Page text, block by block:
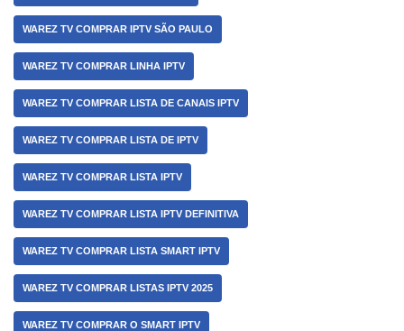
WAREZ TV COMPRAR IPTV SÃO PAULO
WAREZ TV COMPRAR LINHA IPTV
WAREZ TV COMPRAR LISTA DE CANAIS IPTV
WAREZ TV COMPRAR LISTA DE IPTV
WAREZ TV COMPRAR LISTA IPTV
WAREZ TV COMPRAR LISTA IPTV DEFINITIVA
WAREZ TV COMPRAR LISTA SMART IPTV
WAREZ TV COMPRAR LISTAS IPTV 2025
WAREZ TV COMPRAR O SMART IPTV